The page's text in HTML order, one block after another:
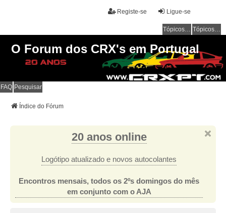
Ligue-se
Registe-se
Tópicos sem resposta Tópicos ativos
O Forum dos CRX's em Portugal
FAQ Pesquisar
Índice do Fórum
20 anos online
Logótipo atualizado e novos autocolantes
Encontros mensais, todos os 2ºs domingos do mês
em conjunto com o AJA